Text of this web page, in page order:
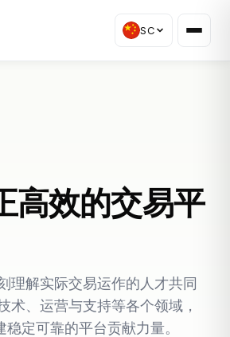
SC
高效的交易平
理解实际交易运作的人才共同
术、运营与支持等各个领域，
定可靠的平台贡献力量。